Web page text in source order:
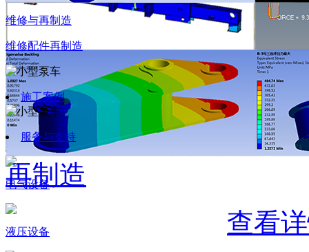
维修与再制造
维修配件再制造
施工案例
服务与支持
电气设备
液压设备
再制造
查看